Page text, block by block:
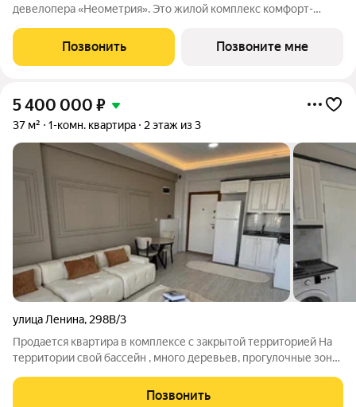
девелопера «Неометрия». Это жилой комплекс комфорт-
постарались максимально сохранить окружающую флору и
фауну. Теплое море, горы, целебные
Позвонить Позвоните мне
5 400 000 ₽
37 м² 1-комн. квартира 2 этаж из 3
улица Ленина, 298В/3
Продается квартира в комплексе с закрытой территорией На
территории свой бассейн , много деревьев, прогулочные зоны
для комфортного проживания так и для сдачи в аренду
Позвонить